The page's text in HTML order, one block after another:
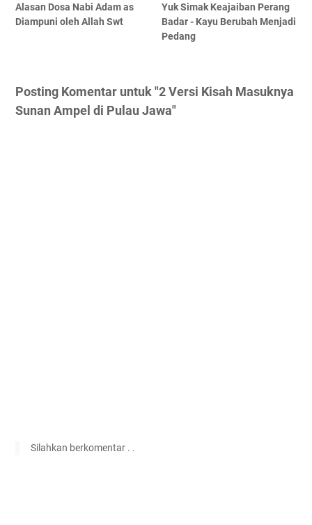
Alasan Dosa Nabi Adam as
Diampuni oleh Allah Swt
Yuk Simak Keajaiban Perang
Badar - Kayu Berubah Menjadi
Pedang
Posting Komentar untuk "2 Versi Kisah Masuknya
Sunan Ampel di Pulau Jawa"
Silahkan berkomentar . .